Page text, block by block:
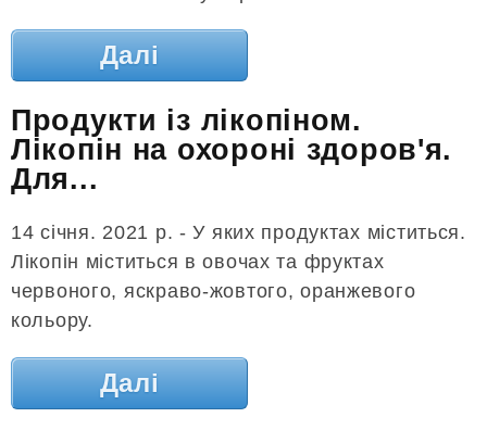
Далі
Продукти із лікопіном.
Лікопін на охороні здоров'я.
Для...
14 січня. 2021 р. - У яких продуктах міститься.
Лікопін міститься в овочах та фруктах
червоного, яскраво-жовтого, оранжевого
кольору.
Далі